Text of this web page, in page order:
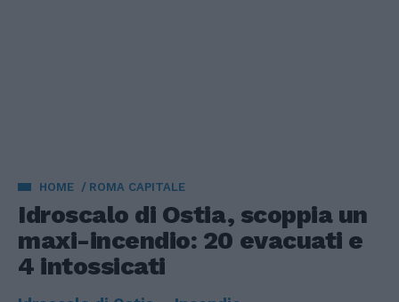
HOME ROMA CAPITALE
Idroscalo di Ostia, scoppia un
maxi-incendio: 20 evacuati e
4 intossicati